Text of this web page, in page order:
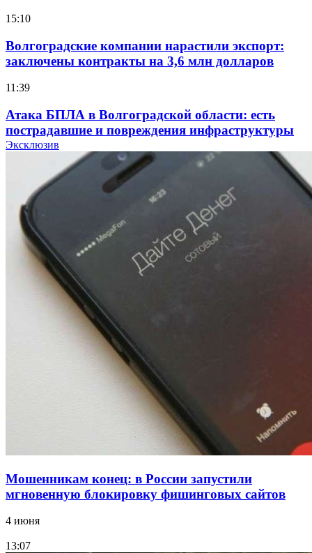
15:10
Волгоградские компании нарастили экспорт:
заключены контракты на 3,6 млн долларов
11:39
Атака БПЛА в Волгоградской области: есть
пострадавшие и повреждения инфраструктуры
Волгоградские вузы в топе зарплатного
рейтинга: ВолгГТУ и ВолгГМУ вошли в топ‑15
для химической отрасли и фармацевтики
18:39
В Красноармейском районе Волгограда стартует
конкурс на ремонт моста через Волго‑Донской
судоходный канал
Фестиваль #ТриЧетыре в Волгограде пройдёт
11–13 сентября в рамках Года единства народов
Эксклюзив
Мошенникам конец: в России запустили
мгновенную блокировку фишинговых сайтов
4 июня
13:07